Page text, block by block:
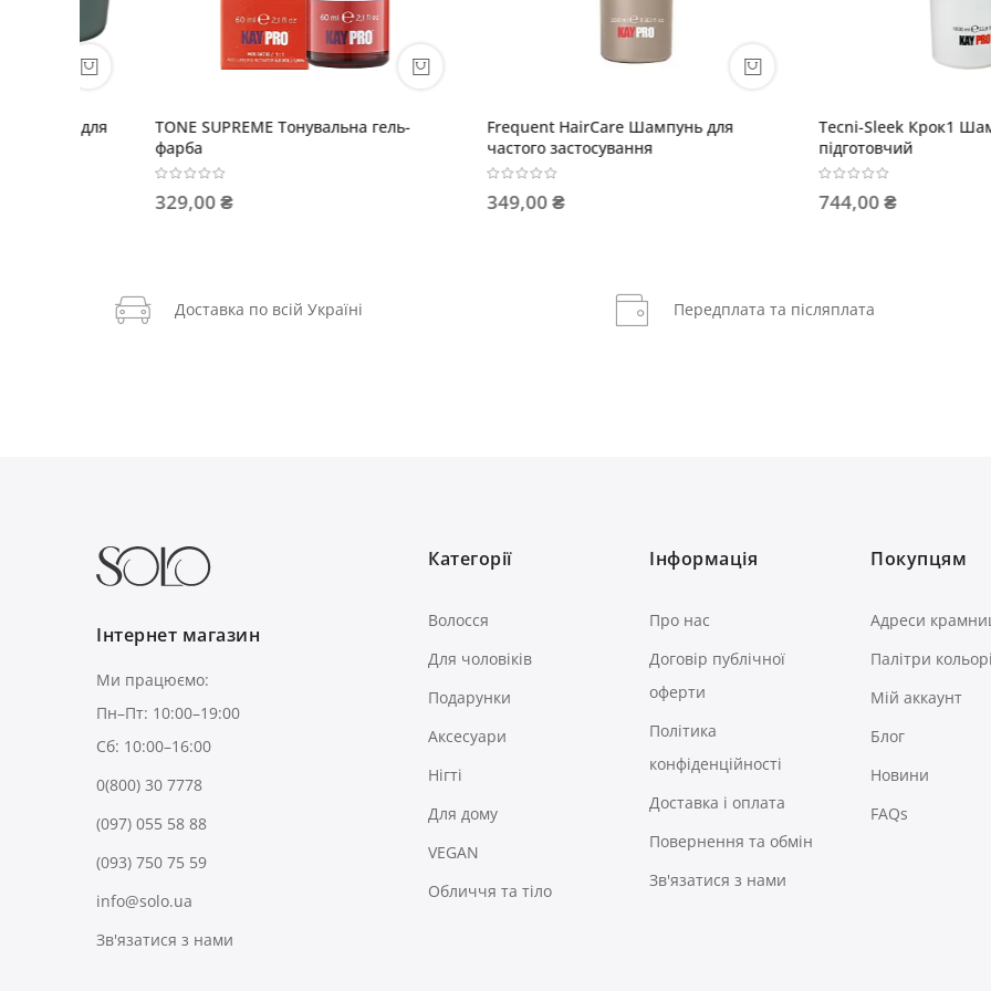
Frequent HairCare Шампунь для
частого застосування
349,00 ₴
Tecni-Sleek Крок1 Шампунь
підготовчий
744,00 ₴
Brazilian Liss Маска для
гладкості випрямленого
438,00 ₴
Доставка по всій Україні Передплата та післяплата
Інтернет магазин
Ми працюємо:
Пн–Пт: 10:00–19:00
Сб: 10:00–16:00
0(800) 30 7778
(097) 055 58 88
(093) 750 75 59
info@solo.ua
Зв'язатися з нами
Категорії
Волосся
Для чоловіків
Подарунки
Аксесуари
Нігті
Для дому
VEGAN
Обличчя та тіло
Інформація
Про нас
Договір публічної
оферти
Політика
конфіденційності
Доставка і оплата
Повернення та обмін
Зв'язатися з нами
Покупцям
Адреси
Палітри
Мій аккаунт
Блог
Новини
FAQs